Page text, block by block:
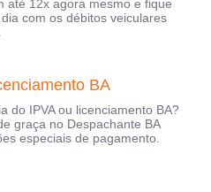
até 12x agora mesmo e fique
com os débitos veiculares
BA
do IPVA ou licenciamento BA?
graça no Despachante BA
especiais de pagamento.